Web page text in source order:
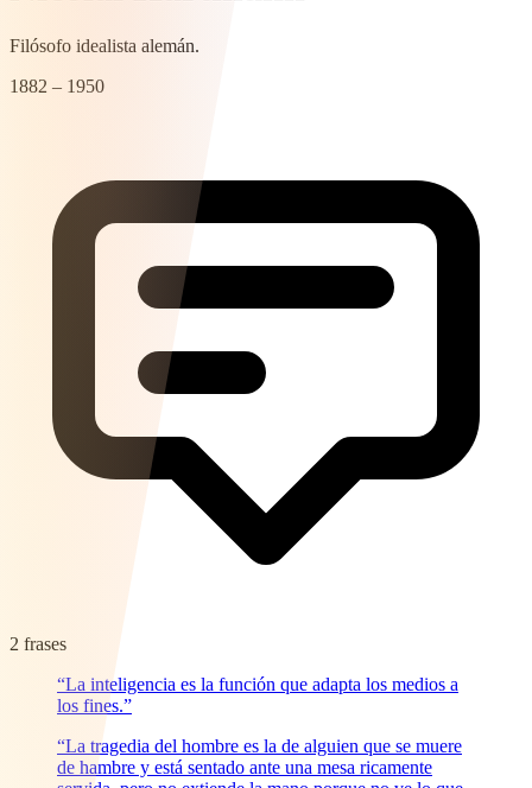
Filósofo idealista alemán.
1882 – 1950
2 frases
“La inteligencia es la función que adapta los medios a
los fines.”
“La tragedia del hombre es la de alguien que se muere
de hambre y está sentado ante una mesa ricamente